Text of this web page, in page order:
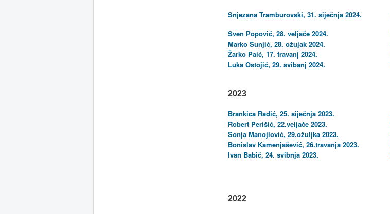
Snjezana Tramburovski, 31. siječnja 2024.
Sven Popović, 28. veljače 2024.
Marko Šunjić, 28. ožujak 2024.
Žarko Paić, 17. travanj 2024.
Luka Ostojić, 29. svibanj 2024.
2023
Brankica Radić, 25. siječnja 2023.
Robert Perišić, 22.veljače 2023.
Sonja Manojlović, 29.ožuljka 2023.
Bonislav Kamenjašević, 26.travanja 2023.
Ivan Babić, 24. svibnja 2023.
2022